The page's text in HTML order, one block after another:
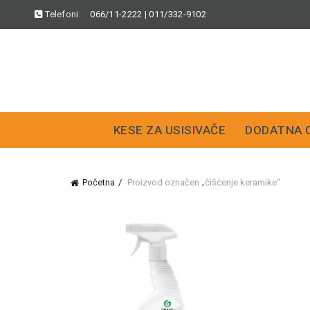
Telefoni: 066/11-2222 |011/332-9102
KESE ZA USISIVAČE DODATNA
Početna Proizvod označen „čišćenje keramike“